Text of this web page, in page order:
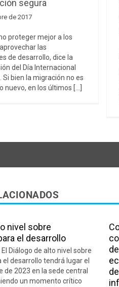
segura
de 2017
proteger mejor a los
las
de desarrollo, dice la
del Día Internacional
Si bien la migración no es
en los últimos [...]
nivel sobre
el desarrollo
El Diálogo de alto nivel sobre
desarrollo tendrá lugar el
de 2023 en la sede central
un momento crítico